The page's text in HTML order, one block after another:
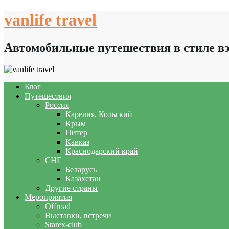
to
vanlife travel
Автомобильные путешествия в стиле
Блог
Путешествия
Россия
Карелия, Кольский
Крым
Питер
Кавказ
Краснодарский край
СНГ
Беларусь
Казахстан
Другие страны
Мероприятия
Offroad
Выставки, встречи
Starex-club